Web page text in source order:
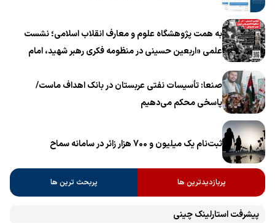
به همت پژوهشگاه علوم و معارف انقلاب اسلامی؛ نشست
علمی «اربعین حسینی در منظومه فکری رهبر شهید، امام
صنعا: تأسیسات نفتی عربستان در بانک اهداف ماست/
پاسخی محکم می‌دهیم
ثبت‌نام یک میلیون و 700 هزار زائر در سامانه سماح ‌
پربازدیدترین ها پربحث ترین ها
پیشرفت ‏استارلینک چینی